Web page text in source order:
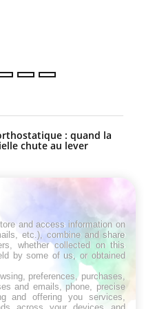
: quand la
chute au lever
: une déformation des
aux conséquences
(Sclérose latérale
and access information on
etc.), combine and share
whether collected on this
by some of us, or obtained
preferences, purchases,
and emails, phone, precise
and offering you services,
across your devices and